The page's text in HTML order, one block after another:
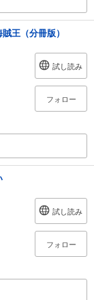
王（分冊版）
試し読み
フォロー
試し読み
フォロー